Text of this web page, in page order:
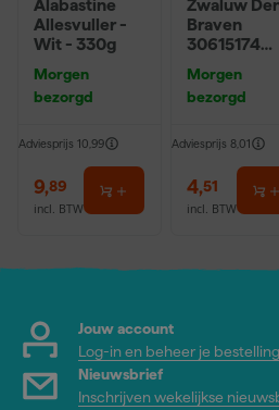
Alabastine
Allesvuller -
Wit - 330g
Morgen
bezorgd
Adviesprijs 10,99
9,89
incl. BTW
Zwaluw
Braven
30615174
Crack
Acrylaatkit -
Morgen
bezorgd
Adviesprijs 8,01
4,51
incl. BTW
Jouw account
Log-in en beheer je
Nieuwsbrief
Inschrijven wekelijkse